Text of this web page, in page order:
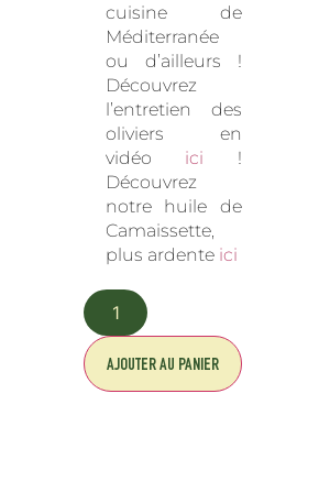
cuisine de
Méditerranée
ou d’ailleurs !
Découvrez
l’entretien des
oliviers en
vidéo ici !
Découvrez
notre huile de
Camaissette,
plus ardente ici
AJOUTER AU PANIER